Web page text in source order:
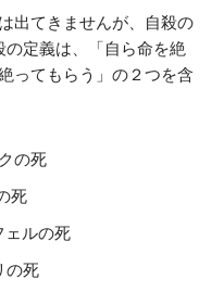
出てきませんが、自殺の
定義は、「自ら命を絶
ってもらう」の２つを含
の死
死
ルの死
の死